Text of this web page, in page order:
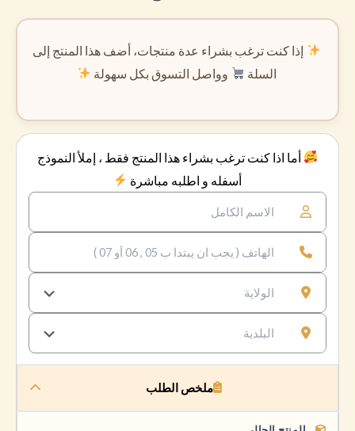
إذا كنت ترغب بشراء عدة منتجات، أضف هذا المنتج إلى
السلة
وواصل التسوق بكل سهولة
أما اذا كنت ترغب بشراء هذا المنتج فقط ، إملأ النموذج
أسفله و اطلبه مباشرة
ملخص الطلب